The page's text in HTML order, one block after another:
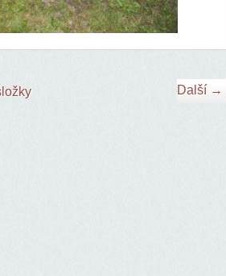
Další →